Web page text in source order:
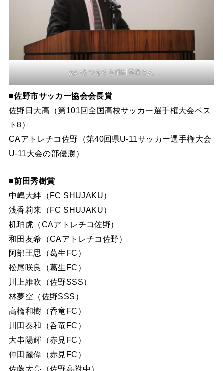
あいさつをする前田秀樹さん
■佐野市サッカー協会会長賞
佐野日大高（第101回全国高校サッカー選手権大会ベス
ト8）
CAアトレチコ佐野（第40回県U-11サッカー選手権大会
U-11大会の部優勝）
■前田秀樹賞
中嶋大絆（FC SHUJAKU）
浅香莉来（FC SHUJAKU）
机珀虎（CAアトレチコ佐野）
和田友希（CAアトレチコ佐野）
阿部王思（葛生FC）
松尾咲良（葛生FC）
川上維吹（佐野SSS）
林夢空（佐野SSS）
高橋和樹（呑竜FC）
川田奏和（呑竜FC）
大串陽輝（赤見FC）
仲田麗偉（赤見FC）
佐藤太亮（佐野高附中）